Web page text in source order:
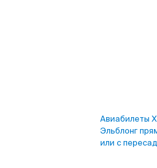
Авиабилеты
Эльблонг
или с